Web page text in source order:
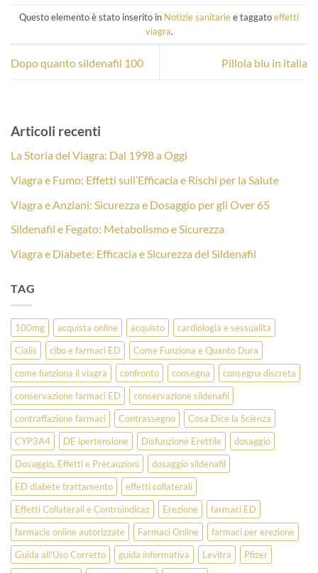
Questo elemento è stato inserito in Notizie sanitariee taggatoeffetti
viagra.
Dopo quanto sildenafil 100 Pillola blu in italia
Articoli recenti
La Storia del Viagra: Dal 1998 a Oggi
Viagra e Fumo: Effetti sull’Efficacia e Rischi per la Salute
Viagra e Anziani: Sicurezza e Dosaggio per gli Over 65
Sildenafil e Fegato: Metabolismo e Sicurezza
Viagra e Diabete: Efficacia e Sicurezza del Sildenafil
TAG
100mg acquista online acquisto
cardiologia e sessualita
Cialis
cibo e farmaci ED
Come Funziona e Quanto Dura
come funziona il viagra
confronto consegna
consegna discreta
conservazione farmaci ED
conservazione sildenafil
contraffazione farmaci
Contrassegno
Cosa Dice la Scienza
CYP3A4
DE ipertensione Disfunzione Erettile
dosaggio
Dosaggio, Effetti e Precauzioni
dosaggio sildenafil
ED diabete trattamento
effetti collaterali
Effetti Collaterali e Controindicaz
Erezione
farmaci ED
farmacie online autorizzate
Farmaci Online
farmaci per erezione
Guida all'Uso Corretto
guida informativa Levitra
Pfizer